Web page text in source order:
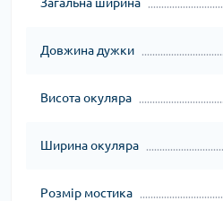
Довжина дужки
Висота окуляра
Ширина окуляра
Розмір мостика